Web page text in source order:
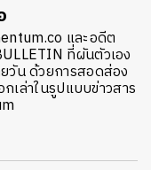
และอดีต
ที่ผันตัวเอง
วัน ด้วยการสอดส่อง
ล่าในรูปแบบข่าวสาร